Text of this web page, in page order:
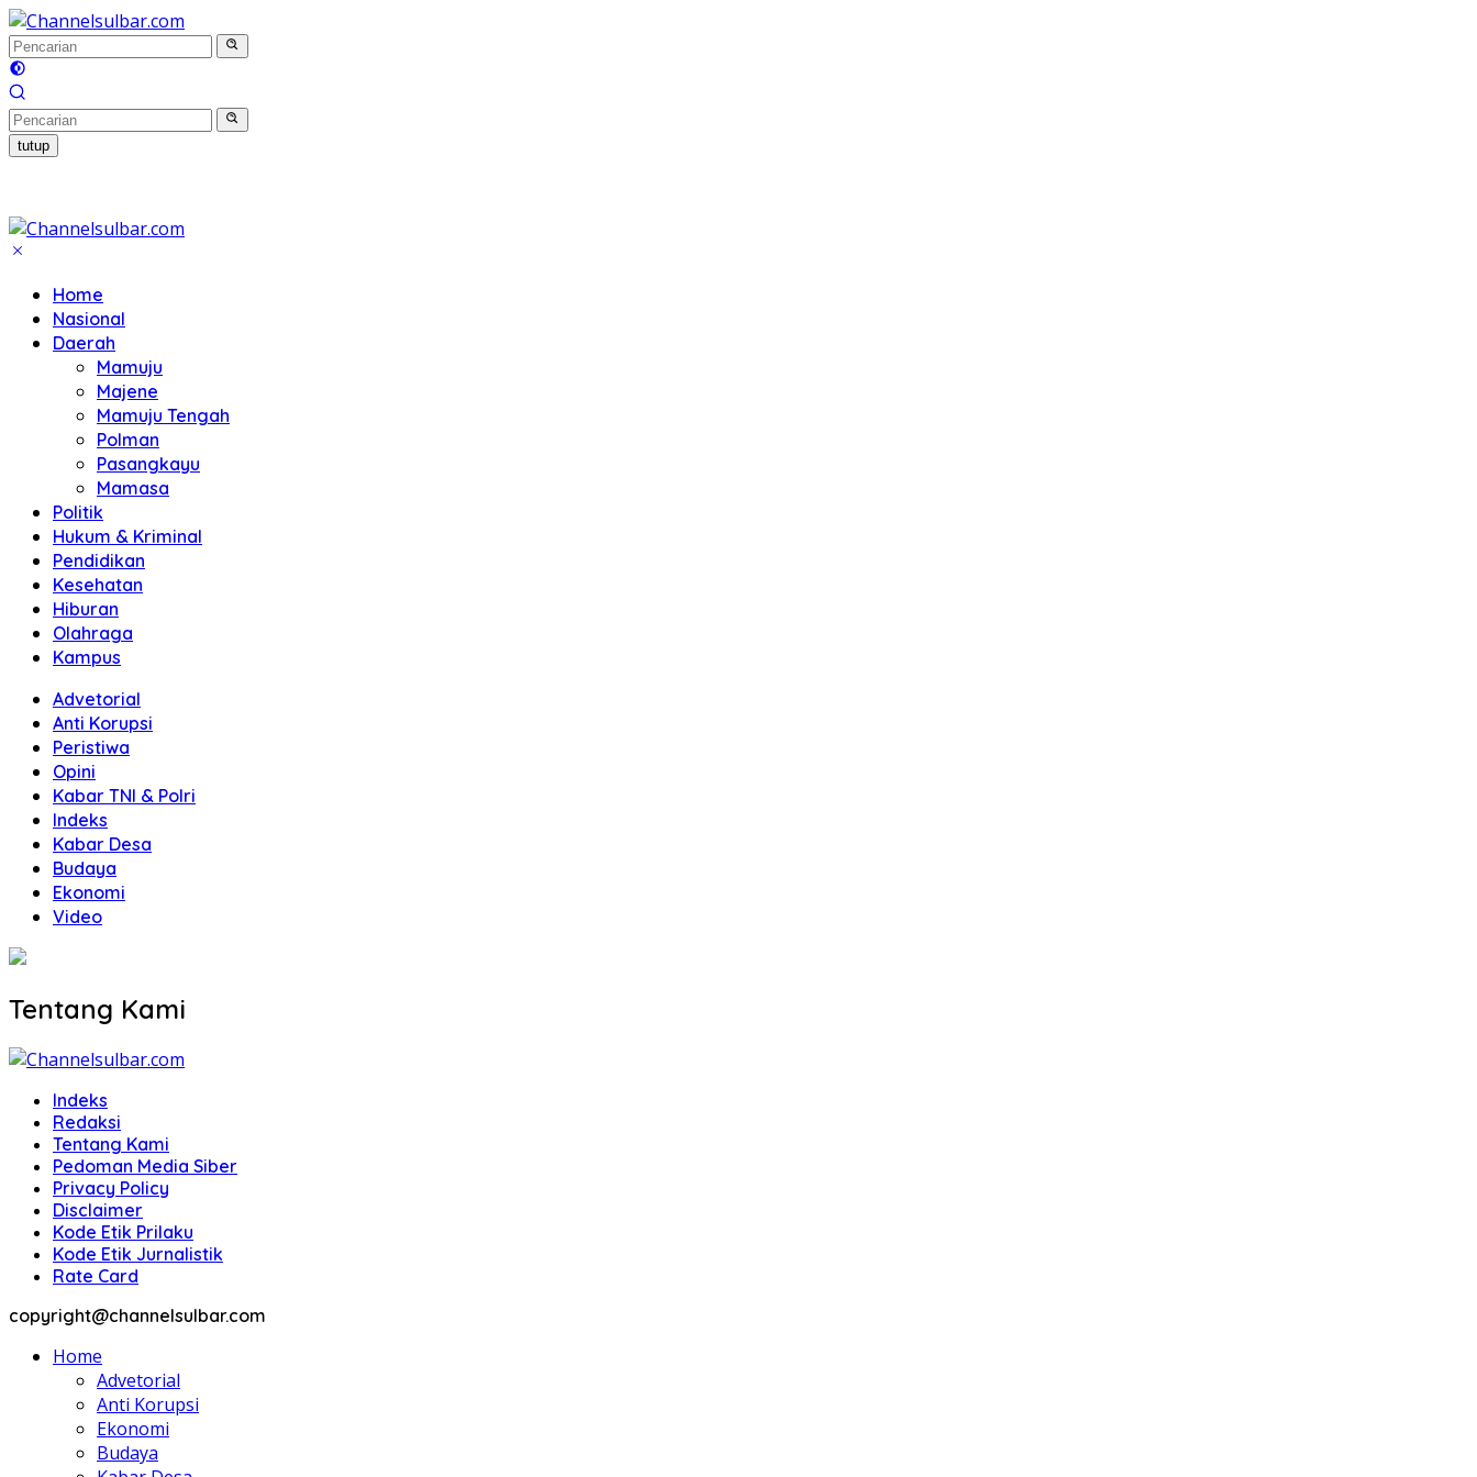
Langsung
ke
konten
tutup
Home
Nasional
Daerah
Mamuju
Majene
Mamuju Tengah
Polman
Pasangkayu
Mamasa
Politik
Hukum & Kriminal
Pendidikan
Kesehatan
Hiburan
Olahraga
Kampus
Advetorial
Anti Korupsi
Peristiwa
Opini
Kabar TNI & Polri
Indeks
Kabar Desa
Budaya
Ekonomi
Video
Tentang Kami
Indeks
Redaksi
Tentang Kami
Pedoman Media Siber
Privacy Policy
Disclaimer
Kode Etik Prilaku
Kode Etik Jurnalistik
Rate Card
copyright@channelsulbar.com
Home
Advetorial
Anti Korupsi
Ekonomi
Budaya